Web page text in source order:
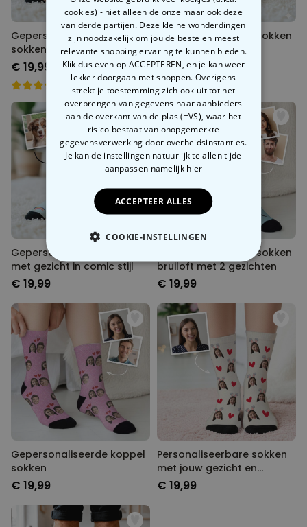
Gepersonaliseerde aperol
sokken met gezicht
€ 19,99
Gepersonaliseerde sokken
met jouw huisdier
€ 19,99
Gepersonaliseerde sokken
met gezicht in comic stijl
€ 19,99
Gepersonaliseerde sokken
bruiloft met 2 gezichten
€ 19,99
Gepersonaliseerde koppel
sokken
€ 19,99
Personaliseerbare sokken
met jouw gezicht en
konijnenoren
€ 19,99
cookies) - niet alleen de onze maar ook deze
van derde partijen. Deze kleine wonderdingen
zijn noodzakelijk om jou de beste en meest
relevante shopping ervaring te kunnen bieden.
Klik dus even op ACCEPTEREN, en je kan weer
lekker doorgaan met shoppen. Overigens
strekt je toestemming zich ook uit tot het
overbrengen van gegevens naar aanbieders
aan de overkant van de plas (=VS), waar het
risico bestaat van onopgemerkte
gegevensverwerking door overheidsinstanties.
Je kan de instellingen natuurlijk te allen tijde
aanpassen namelijk hier
ACCEPTEER ALLES
COOKIE-INSTELLINGEN
NOODZAKELIJK
MARKETING OVERIGE